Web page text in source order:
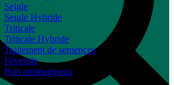
Seigle
Seigle Hybride
Triticale
Triticale Hybride
Traitement de semences
Féverole
Pois protéagineux